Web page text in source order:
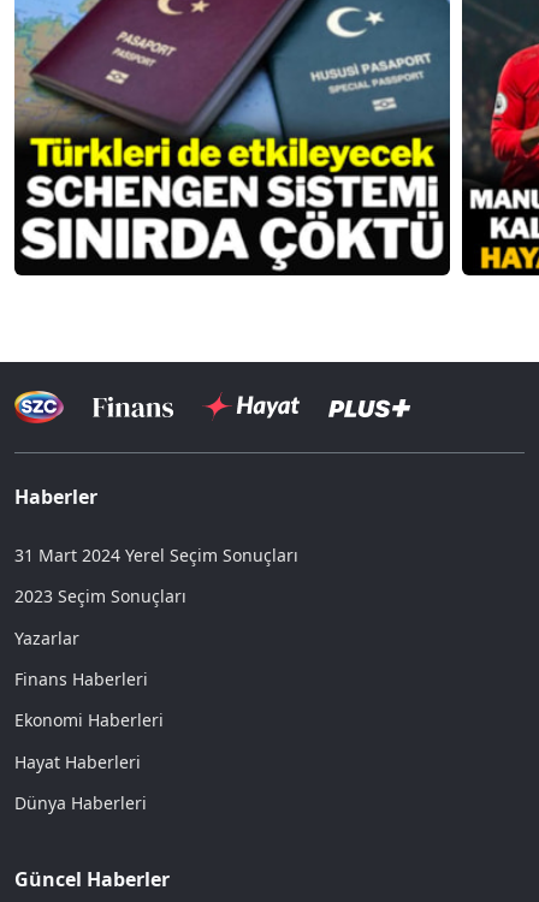
Haberler
31 Mart 2024 Yerel Seçim Sonuçları
2023 Seçim Sonuçları
Yazarlar
Finans Haberleri
Ekonomi Haberleri
Hayat Haberleri
Dünya Haberleri
Güncel Haberler